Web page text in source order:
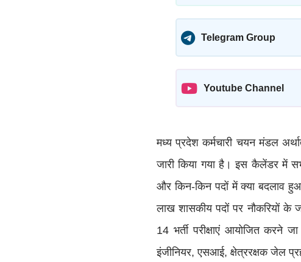
Telegram Group
Youtube Channel
मध्य प्रदेश कर्मचारी चयन मंडल
जारी किया गया है। इस कैलेंडर में सभी
और किन-किन पदों में क्या बदलाव
लाख शासकीय पदों पर नौकरियों
14 भर्ती परीक्षाएं आयोजित करने
इंजीनियर, एसआई, क्षेत्ररक्षक जेल